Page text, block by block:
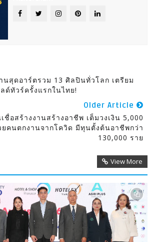
านสุดอาร์ตรวม 13 ศิลปินทั่วโลก เตรียม
ด์ทัวร์ครั้งแรกในไทย!
Older Article
อสร้างงานสร้างอาชีพ เต็มวงเงิน 5,000
คนตกงานจากโควิด มีทุนตั้งต้นอาชีพกว่า
130,000 ราย
View More